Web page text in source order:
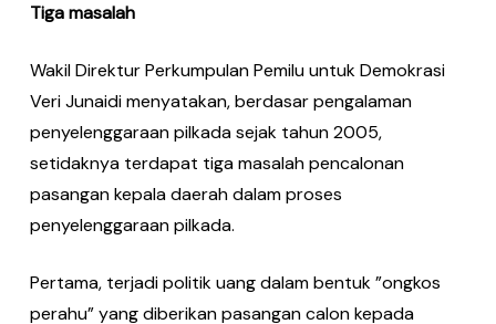
Tiga masalah
Wakil Direktur Perkumpulan Pemilu untuk Demokrasi
Veri Junaidi menyatakan, berdasar pengalaman
penyelenggaraan pilkada sejak tahun 2005,
setidaknya terdapat tiga masalah pencalonan
pasangan kepala daerah dalam proses
penyelenggaraan pilkada.
Pertama, terjadi politik uang dalam bentuk ”ongkos
perahu” yang diberikan pasangan calon kepada